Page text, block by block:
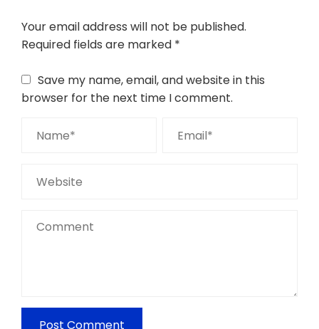
Your email address will not be published.
Required fields are marked *
Save my name, email, and website in this
browser for the next time I comment.